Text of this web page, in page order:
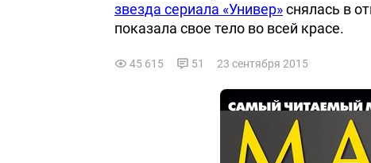
звезда сериала «Универ»снялась в
показала свое тело во всей красе.
45 615 51 23 сентября 2015